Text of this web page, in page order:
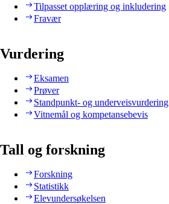
Tilpasset opplæring og inkludering
Fravær
Vurdering
Eksamen
Prøver
Standpunkt- og underveisvurdering
Vitnemål og kompetansebevis
Tall og forskning
Forskning
Statistikk
Elevundersøkelsen